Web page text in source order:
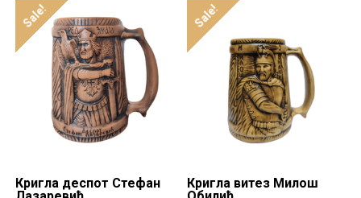
Sale!
Кригла деспот Стефан
Sale!
Кригла витез Милош